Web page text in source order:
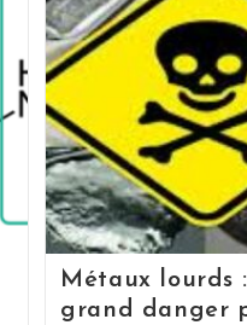
Métaux lourds
grand danger